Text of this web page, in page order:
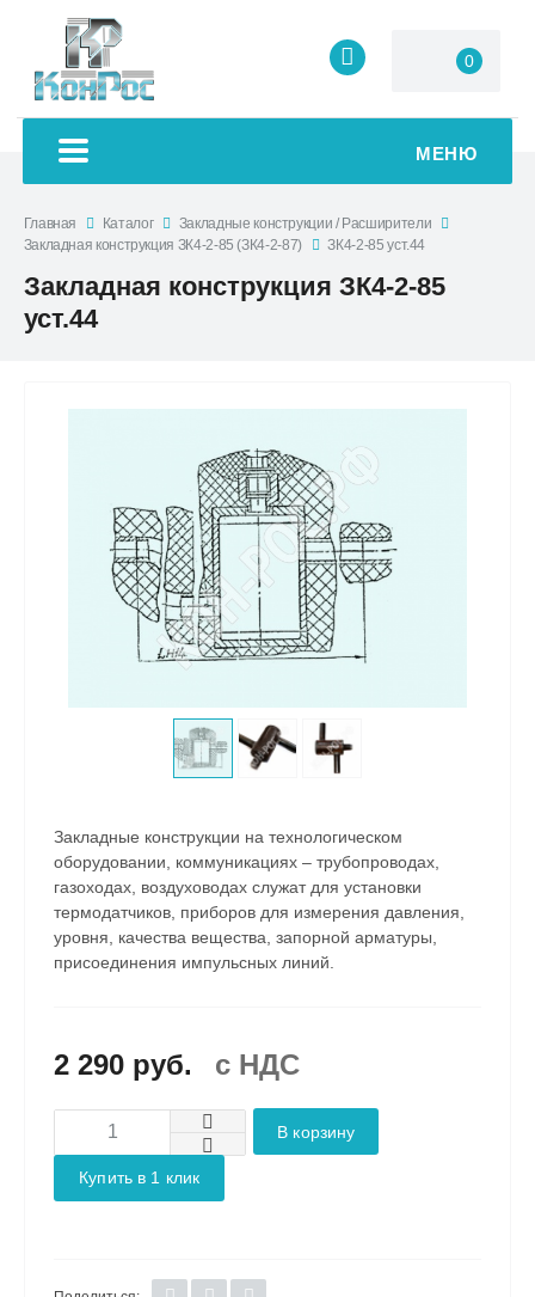
0
МЕНЮ
Главная Каталог
Закладные конструкции / Расширители
Закладная конструкция ЗК4-2-85 (ЗК4-2-87)
ЗК4-2-85 уст.44
Закладная конструкция ЗК4-2-85
уст.44
Закладные конструкции на технологическом
оборудовании, коммуникациях – трубопроводах,
газоходах, воздуховодах служат для установки
термодатчиков, приборов для измерения давления,
уровня, качества вещества, запорной арматуры,
присоединения импульсных линий.
2 290 руб. c НДС
В корзину
Купить в 1 клик